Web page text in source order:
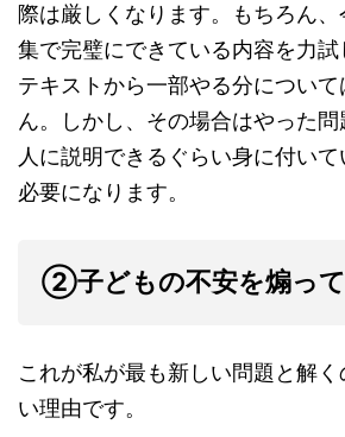
際は厳しくなります。もちろん
集で完璧にできている内容を力
テキストから一部やる分につい
ん。しかし、その場合はやった
人に説明できるぐらい身に付い
必要になります。
②子どもの不安を煽っ
これが私が最も新しい問題と解
い理由です。